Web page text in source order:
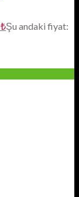
₺Şu andaki fiyat: